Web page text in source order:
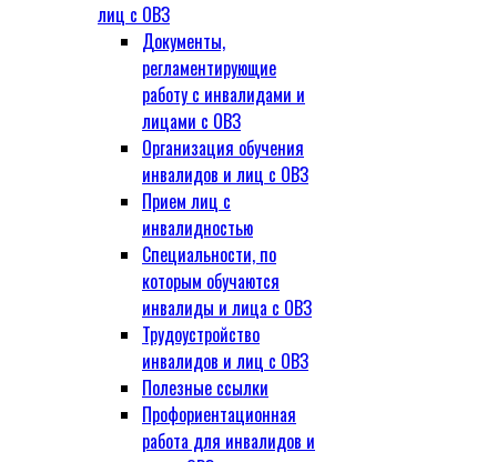
лиц с ОВЗ
Документы,
регламентирующие
работу с инвалидами и
лицами с ОВЗ
Организация обучения
инвалидов и лиц с ОВЗ
Прием лиц с
инвалидностью
Специальности, по
которым обучаются
инвалиды и лица с ОВЗ
Трудоустройство
инвалидов и лиц с ОВЗ
Полезные ссылки
Профориентационная
работа для инвалидов и